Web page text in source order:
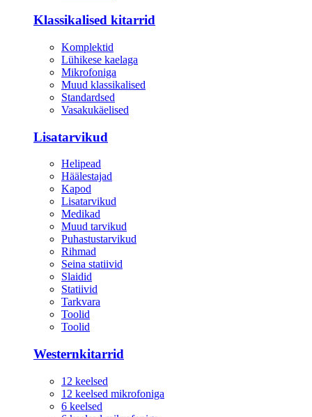
Klassikalised kitarrid
Komplektid
Lühikese kaelaga
Mikrofoniga
Muud klassikalised
Standardsed
Vasakukäelised
Lisatarvikud
Helipead
Häälestajad
Kapod
Lisatarvikud
Medikad
Muud tarvikud
Puhastustarvikud
Rihmad
Seina statiivid
Slaidid
Statiivid
Tarkvara
Toolid
Toolid
Westernkitarrid
12 keelsed
12 keelsed mikrofoniga
6 keelsed